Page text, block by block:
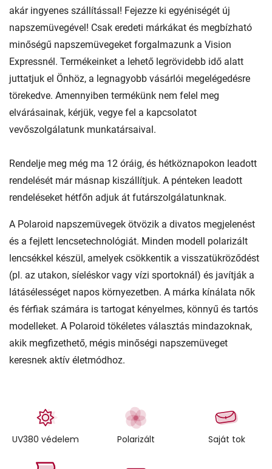
akár ingyenes szállítással! Fejezze ki egyéniségét új
napszemüvegével! Csak eredeti márkákat és megbízható
minőségű napszemüvegeket forgalmazunk a Vision
Expressnél. Termékeinket a lehető legrövidebb idő alatt
juttatjuk el Önhöz, a legnagyobb vásárlói megelégedésre
törekedve. Amennyiben termékünk nem felel meg
elvárásainak, kérjük, vegye fel a kapcsolatot
vevőszolgálatunk munkatársaival.
Rendelje meg még ma 12 óráig, és hétköznapokon leadott
rendelését már másnap kiszállítjuk. A pénteken leadott
rendeléseket hétfőn adjuk át futárszolgálatunknak.
A Polaroid napszemüvegek ötvözik a divatos megjelenést
és a fejlett lencsetechnológiát. Minden modell polarizált
lencsékkel készül, amelyek csökkentik a visszatükröződést
(pl. az utakon, síeléskor vagy vízi sportoknál) és javítják a
látásélességet napos környezetben. A márka kínálata nők
és férfiak számára is tartogat kényelmes, könnyű és tartós
modelleket. A Polaroid tökéletes választás mindazoknak,
akik megfizethető, mégis minőségi napszemüveget
keresnek aktív életmódhoz.
UV380 védelem Polarizált Saját tok